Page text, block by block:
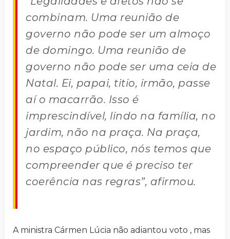
combinam. Uma reunião de
governo não pode ser um almoço
de domingo. Uma reunião de
governo não pode ser uma ceia de
Natal. Ei, papai, titio, irmão, passe
aí o macarrão. Isso é
imprescindível, lindo na família, no
jardim, não na praça. Na praça,
no espaço público, nós temos que
compreender que é preciso ter
coerência nas regras”, afirmou.
A ministra Cármen Lúcia não adiantou voto , mas